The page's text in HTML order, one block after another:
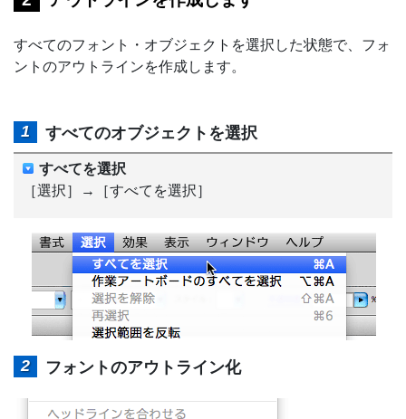
すべてのフォント・オブジェクトを選択した状態で、フォ
ントのアウトラインを作成します。
すべてのオブジェクトを選択
すべてを選択
［選択］→［すべてを選択］
フォントのアウトライン化